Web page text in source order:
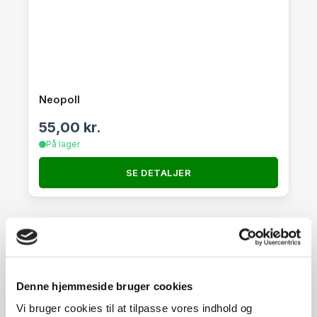
Denne hjemmeside bruger cookies
Vi bruger cookies til at tilpasse vores indhold og
Neopoll
55,00 kr.
På lager
SE DETALJER